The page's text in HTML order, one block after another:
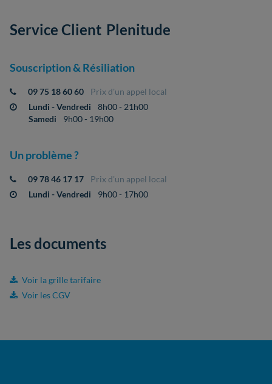
Plenitude
Service Client
Souscription & Résiliation
09 75 18 60 60
Prix d'un appel local
Lundi - Vendredi
8h00 - 21h00
Samedi
9h00 - 19h00
Un problème ?
09 78 46 17 17
Prix d'un appel local
Lundi - Vendredi
9h00 - 17h00
Les documents
Voir la grille tarifaire
Voir les CGV